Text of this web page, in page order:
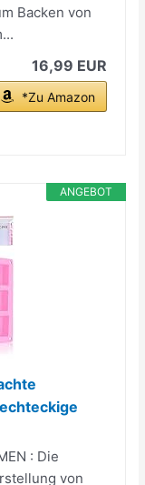
Backen von
16,99 EUR
*Zu Amazon
ANGEBOT
: Die
von